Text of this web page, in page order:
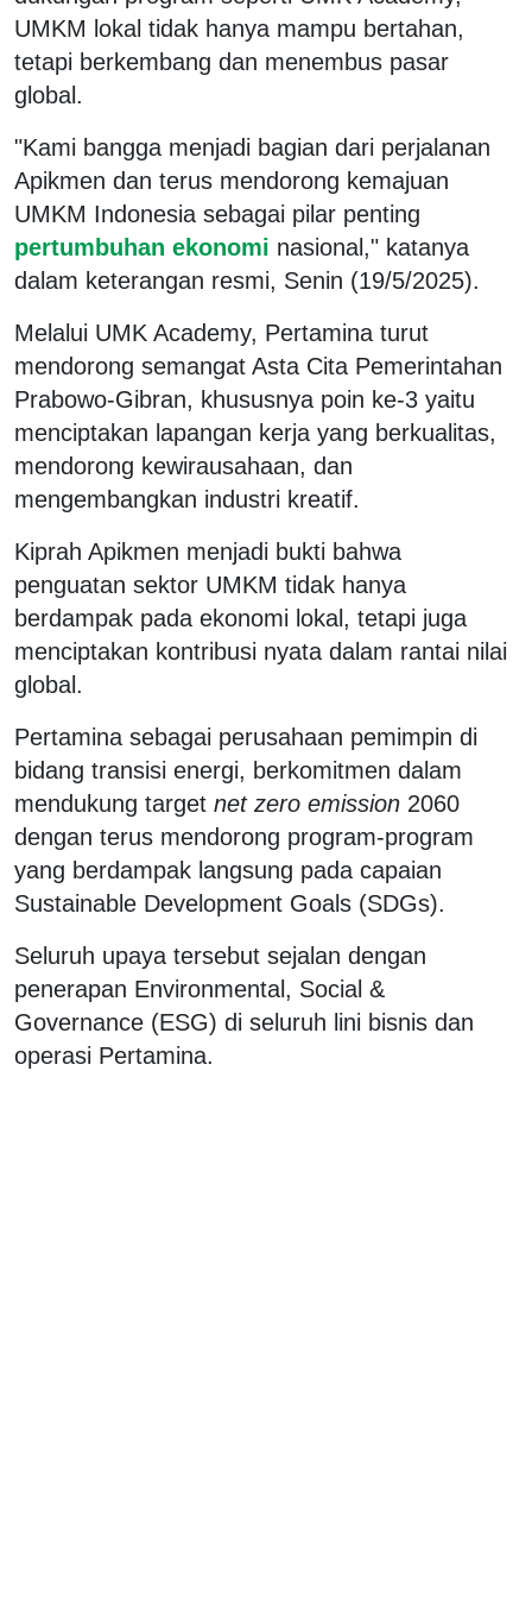
UMKM lokal tidak hanya mampu bertahan,
tetapi berkembang dan menembus pasar
global.
"Kami bangga menjadi bagian dari perjalanan
Apikmen dan terus mendorong kemajuan
UMKM Indonesia sebagai pilar penting
pertumbuhan ekonomi nasional," katanya
dalam keterangan resmi, Senin (19/5/2025).
Melalui UMK Academy, Pertamina turut
mendorong semangat Asta Cita Pemerintahan
Prabowo-Gibran, khususnya poin ke-3 yaitu
menciptakan lapangan kerja yang berkualitas,
mendorong kewirausahaan, dan
mengembangkan industri kreatif.
Kiprah Apikmen menjadi bukti bahwa
penguatan sektor UMKM tidak hanya
berdampak pada ekonomi lokal, tetapi juga
menciptakan kontribusi nyata dalam rantai nilai
global.
Pertamina sebagai perusahaan pemimpin di
bidang transisi energi, berkomitmen dalam
mendukung target net zero emission 2060
dengan terus mendorong program-program
yang berdampak langsung pada capaian
Sustainable Development Goals (SDGs).
Seluruh upaya tersebut sejalan dengan
penerapan Environmental, Social &
Governance (ESG) di seluruh lini bisnis dan
operasi Pertamina.